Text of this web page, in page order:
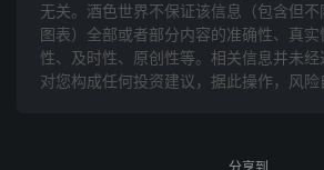
无关。酒色世界不保证该信息（包含但
图表）全部或者部分内容的准确性、真
性、及时性、原创性等。相关信息并未
对您构成任何投资建议，据此操作，风险